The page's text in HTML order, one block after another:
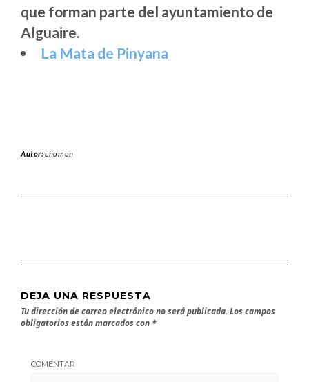
que forman parte del ayuntamiento de
Alguaire.
La Mata de Pinyana
Autor:chomon
DEJA UNA RESPUESTA
Tu dirección de correo electrónico no será publicada. Los campos
obligatorios están marcados con *
COMENTAR